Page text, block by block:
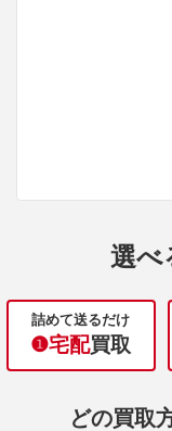
選べ
詰めて送るだけ
❶宅配買取
どの買取